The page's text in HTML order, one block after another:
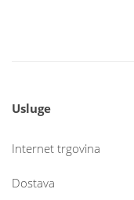
Usluge
Internet trgovina
Dostava